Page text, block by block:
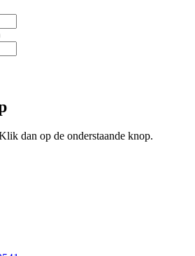
dan op de onderstaande knop.